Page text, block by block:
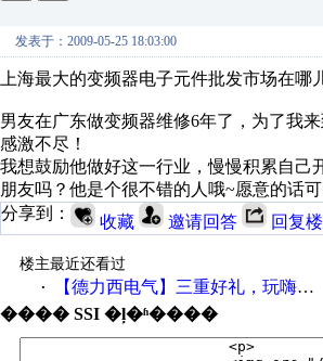
发表于：2009-05-25 18:03:00
上海最大的变频器电子元件批发市场在哪
男友在广东做变频器维修6年了，为了我
感激不尽！
我想鼓励他做好这一行业，慢慢积累自己
朋友吗？他是个很不错的人哦~愿意的话
分享到：
收藏 邀请回答 回复
楼主最近还看过
·
【德力西电气】三重好礼，玩嗨夏日！
���� SSI �ļ�ʱ����